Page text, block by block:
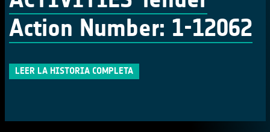
Action Number: 1-12062
LEER LA HISTORIA COMPLETA